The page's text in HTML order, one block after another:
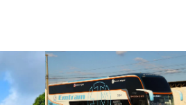
Digite
aqui
o
seu